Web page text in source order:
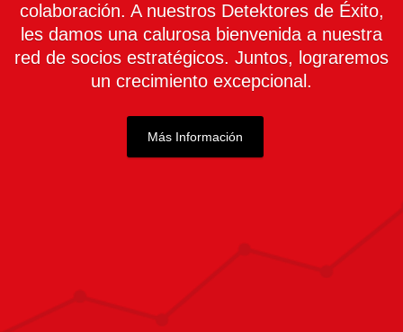
colaboración. A nuestros Detektores de Éxito,
les damos una calurosa bienvenida a nuestra
red de socios estratégicos. Juntos, lograremos
un crecimiento excepcional.
Más Información